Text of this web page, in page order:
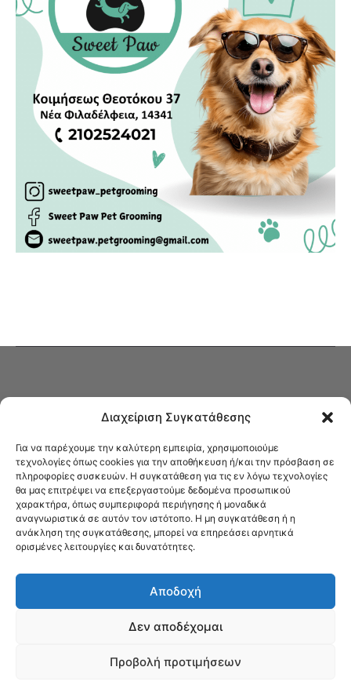
Διαχείριση Συγκατάθεσης
Για να παρέχουμε την καλύτερη εμπειρία, χρησιμοποιούμε
τεχνολογίες όπως cookies για την αποθήκευση ή/και την πρόσβαση σε
πληροφορίες συσκευών. Η συγκατάθεση για τις εν λόγω τεχνολογίες
θα μας επιτρέψει να επεξεργαστούμε δεδομένα προσωπικού
χαρακτήρα, όπως συμπεριφορά περιήγησης ή μοναδικά
αναγνωριστικά σε αυτόν τον ιστότοπο. Η μη συγκατάθεση ή η
ανάκληση της συγκατάθεσης, μπορεί να επηρεάσει αρνητικά
ορισμένες λειτουργίες και δυνατότητες.
Αποδοχή
Δεν αποδέχομαι
Προβολή προτιμήσεων
Στο Καφενείο θα βρείτε όλες τις ειδήσεις που αφορούν την Νέα
Φιλαδέλφεια και τη Νέα Χαλκηδόνα, καυτή αρθρογραφία, καθώς και
όλα τα νέα που σας αφορούν.